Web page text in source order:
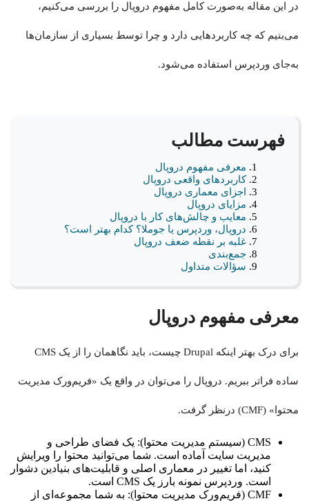
در این مقاله به‌صورت کامل مفهوم دروپال را بررسی می‌کنیم،
می‌بنیم که چه کاربردهایی دارد و چرا توسط بسیاری از سازمان‌ها
به‌جای وردپرس استفاده می‌شود.
فهرست مطالب
معرفی مفهوم دروپال
کاربردهای واقعی دروپال
اجزای معماری دروپال
مزایای دروپال
معایب و چالش‌های کار با دروپال
دروپال، وردپرس یا جوملا؟ کدام بهتر است؟
غلبه بر نقطه ضعف دروپال
جمع‌بندی
سؤالات متداول
معرفی مفهوم دروپال
برای درک بهتر اینکه Drupal چیست، باید نگاهمان را از یک CMS
ساده فراتر ببریم. دروپال را می‌توان در واقع یک «فریم‌ورک مدیریت
محتوا» (CMF) درنظر گرفت.
CMS (سیستم مدیریت محتوا): یک فضای طراحی و
مدیریت سایت آماده است. شما می‌توانید محتوا را ویرایش
کنید، اما تغییر در معماری اصلی و قابلیت‌های بنیادین دشوار
است. وردپرس نمونه بارز یک CMS است.
CMF (فریم‌ورک مدیریت محتوا): به شما مجموعه‌ای از